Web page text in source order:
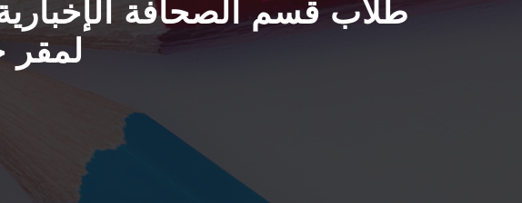
طلاب قسم الصحافة
لمقر